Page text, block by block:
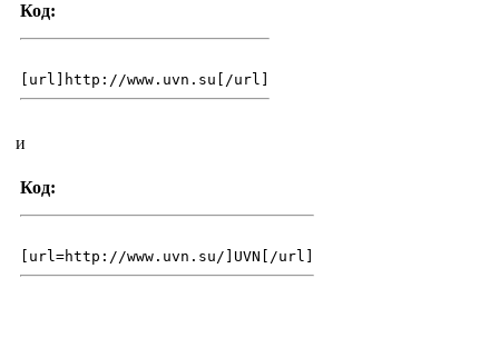
Код:
[url]http://www.uvn.su[/url]
и
Код:
[url=http://www.uvn.su/]UVN[/url]